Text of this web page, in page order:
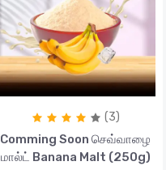
(3)
Comming Soon செவ்வாழை
மால்ட் Banana Malt (250g)